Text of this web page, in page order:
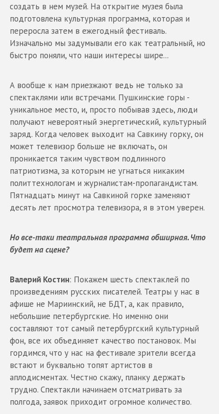
создать в нем музей. На открытие музея была
подготовлена культурная программа, которая и
переросла затем в ежегодный фестиваль.
Изначально мы задумывали его как театральный, но
быстро поняли, что наши интересы шире...
А вообще к нам приезжают ведь не только за
спектаклями или встречами. Пушкинские горы -
уникальное место, и, просто побывав здесь, люди
получают невероятный энергетический, культурный
заряд. Когда человек выходит на Савкину горку, он
может телевизор больше не включать, он
проникается таким чувством подлинного
патриотизма, за которым не угнаться никаким
политтехнологам и журналистам-пропагандистам.
Пятнадцать минут на Савкиной горке заменяют
десять лет просмотра телевизора, я в этом уверен.
Но все-таки театральная программа обширная. Что
будет на сцене?
Валерий Костин: Покажем шесть спектаклей по
произведениям русских писателей. Театры у нас в
афише не Мариинский, не БДТ, а, как правило,
небольшие петербургские. Но именно они
составляют тот самый петербургский культурный
фон, все их объединяет качество постановок. Мы
гордимся, что у нас на фестивале зрители всегда
встают и буквально топят артистов в
аплодисментах. Честно скажу, планку держать
трудно. Спектакли начинаем отсматривать за
полгода, заявок приходит огромное количество.